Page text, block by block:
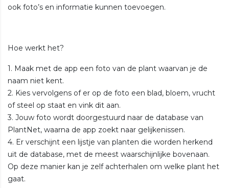
ook foto’s en informatie kunnen toevoegen.
Hoe werkt het?
1. Maak met de app een foto van de plant waarvan je de
naam niet kent.
2. Kies vervolgens of er op de foto een blad, bloem, vrucht
of steel op staat en vink dit aan.
3. Jouw foto wordt doorgestuurd naar de database van
PlantNet, waarna de app zoekt naar gelijkenissen.
4. Er verschijnt een lijstje van planten die worden herkend
uit de database, met de meest waarschijnlijke bovenaan.
Op deze manier kan je zelf achterhalen om welke plant het
gaat.